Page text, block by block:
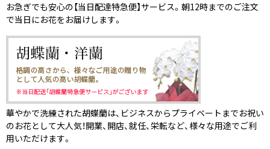
お急ぎでも安心の【当日配達特急便】サービス。朝12時までのご注文
で当日にお花をお届けします。
華やかで洗練された胡蝶蘭は、ビジネスからプライベートまでお祝い
のお花として大人気！開業、開店、就任、栄転など、様々な用途でご利
用いただけます。